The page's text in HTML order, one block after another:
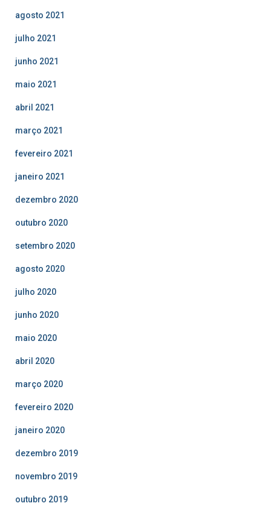
agosto 2021
julho 2021
junho 2021
maio 2021
abril 2021
março 2021
fevereiro 2021
janeiro 2021
dezembro 2020
outubro 2020
setembro 2020
agosto 2020
julho 2020
junho 2020
maio 2020
abril 2020
março 2020
fevereiro 2020
janeiro 2020
dezembro 2019
novembro 2019
outubro 2019